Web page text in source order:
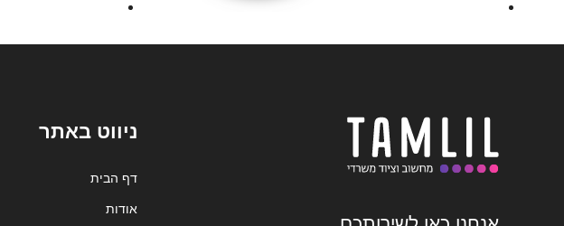
ניווט באתר
דף הבית
אודות